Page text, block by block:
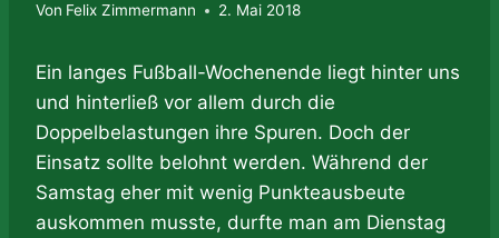
Von Felix Zimmermann 2. Mai 2018
Ein langes Fußball-Wochenende liegt hinter uns
und hinterließ vor allem durch die
Doppelbelastungen ihre Spuren. Doch der
Einsatz sollte belohnt werden. Während der
Samstag eher mit wenig Punkteausbeute
auskommen musste, durfte man am Dienstag